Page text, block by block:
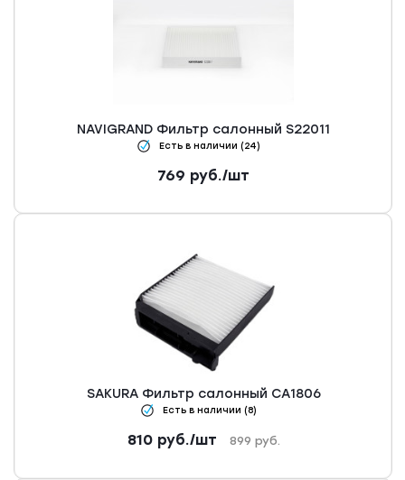
NAVIGRAND Фильтр салонный S22011
Есть в наличии (24)
769 руб./шт
SAKURA Фильтр салонный CA1806
Есть в наличии (8)
810руб./шт 899 руб.